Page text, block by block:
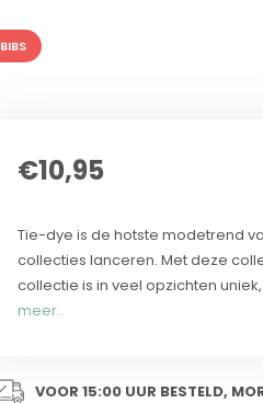
BIBS
€10,95
Tie-dye is de hotste modetrend
collecties lanceren. Met deze
collectie is in veel opzichten
meer..
VOOR 15:00 UUR BESTELD,